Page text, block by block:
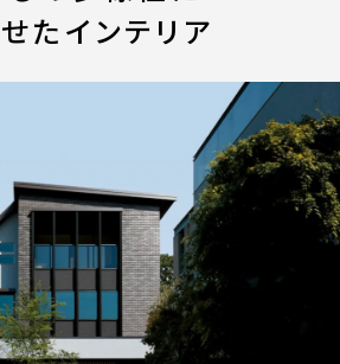
たインテリア